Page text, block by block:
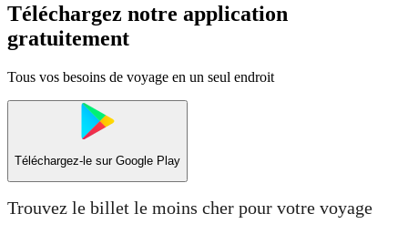
Téléchargez notre application
gratuitement
Tous vos besoins de voyage en un seul endroit
Téléchargez-le sur Google Play
Trouvez le billet le moins cher pour votre voyage